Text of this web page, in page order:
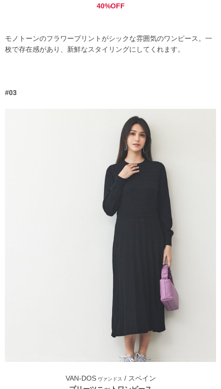
40%OFF
モノトーンのフラワープリントがシックな雰囲気のワンピース。一
枚で存在感があり、新鮮なスタイリングにしてくれます。
#03
VAN-DOSヴァンドス / スペイン